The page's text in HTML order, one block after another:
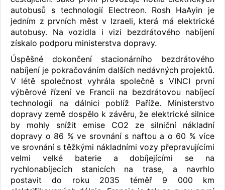
autobusů s technologií Electreon. Rosh HaAyin je
jedním z prvních měst v Izraeli, která má elektrické
autobusy. Na vozidla i vizi bezdrátového nabíjení
získalo podporu ministerstva dopravy.
Úspěšné dokončení stacionárního bezdrátového
nabíjení je pokračováním dalších nedávných projektů.
V létě společnost vyhrála společně s VINCI první
výběrové řízení ve Francii na bezdrátovou nabíjecí
technologii na dálnici poblíž Paříže. Ministerstvo
dopravy země dospělo k závěru, že elektrické silnice
by mohly snížit emise CO2 ze silniční nákladní
dopravy o 86 % ve srovnání s naftou a o 60 % více
ve srovnání s těžkými nákladními vozy přepravujícími
velmi velké baterie a dobíjejícími se na
rychlonabíjecích stanicích na trase, a navrhlo
postavit do roku 2035 téměř 9 000 km